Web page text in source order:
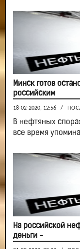
Минск готов
российским
18-02-2020, 12:56 /
В нефтяных
все время
На российской
деньги -